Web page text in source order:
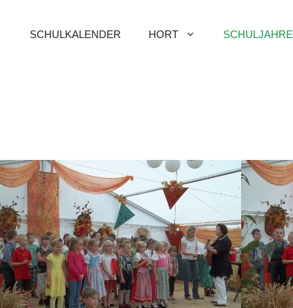
SCHULKALENDER HORT SCHULJAHRE